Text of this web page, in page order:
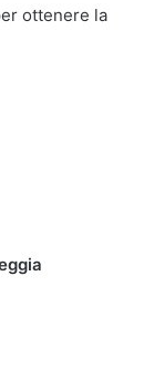
ottenere la